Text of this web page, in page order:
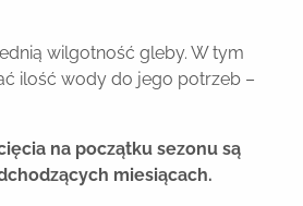
wilgotność gleby. W tym
ilość wody do jego potrzeb –
na początku sezonu są
miesiącach.